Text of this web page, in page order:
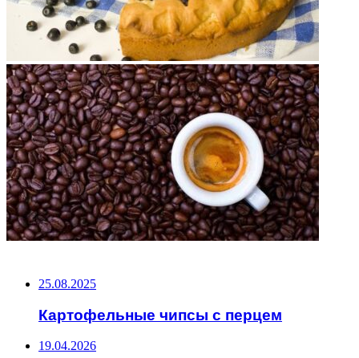
25.08.2025
Картофельные чипсы с перцем
19.04.2026